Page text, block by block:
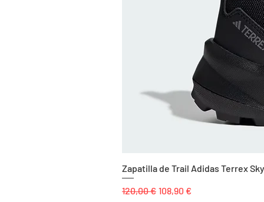
Zapatilla de Trail Adidas Terrex
Precio
120,00 € Precio de oferta
108,90 €